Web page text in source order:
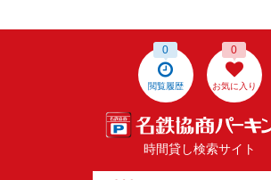
閲覧履歴
0
お気に入り
0
時間貸し検索サイト